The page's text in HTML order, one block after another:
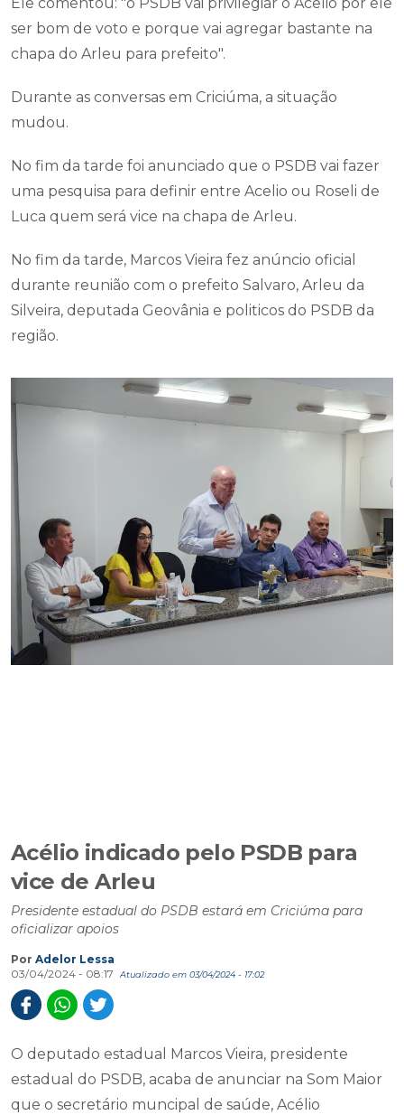
ser bom de voto e porque vai agregar bastante na
chapa do Arleu para prefeito".
Durante as conversas em Criciúma, a situação
mudou.
No fim da tarde foi anunciado que o PSDB vai fazer
uma pesquisa para definir entre Acelio ou Roseli de
Luca quem será vice na chapa de Arleu.
No fim da tarde, Marcos Vieira fez anúncio oficial
durante reunião com o prefeito Salvaro, Arleu da
Silveira, deputada Geovânia e politicos do PSDB da
região.
Acélio indicado pelo PSDB para
vice de Arleu
Presidente estadual do PSDB estará em Criciúma para
oficializar apoios
Por Adelor Lessa
03/04/2024 - 08:17
Atualizado em 03/04/2024 - 17:02
O deputado estadual Marcos Vieira, presidente
estadual do PSDB, acaba de anunciar na Som Maior
que o secretário muncipal de saúde, Acélio